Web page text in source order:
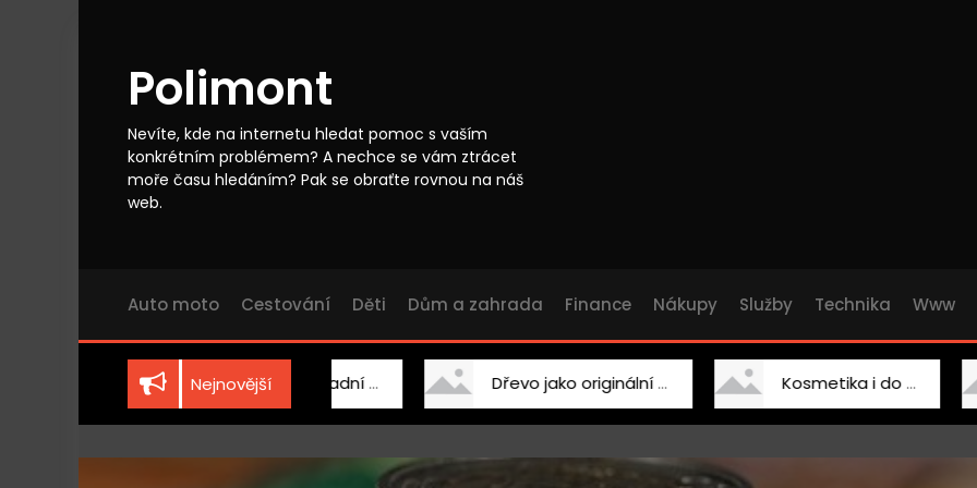
Polimont
Nevíte, kde na internetu hledat pomoc s vaším
konkrétním problémem? A nechce se vám ztrácet
moře času hledáním? Pak se obraťte rovnou na náš
web.
Auto moto Cestování Děti Dům a zahrada Finance Nákupy Služby Technika Www
Nejnovější
Vhodně zvolená zahradní technika Dřevo jako originální doplněk Kosmetika i do salonu